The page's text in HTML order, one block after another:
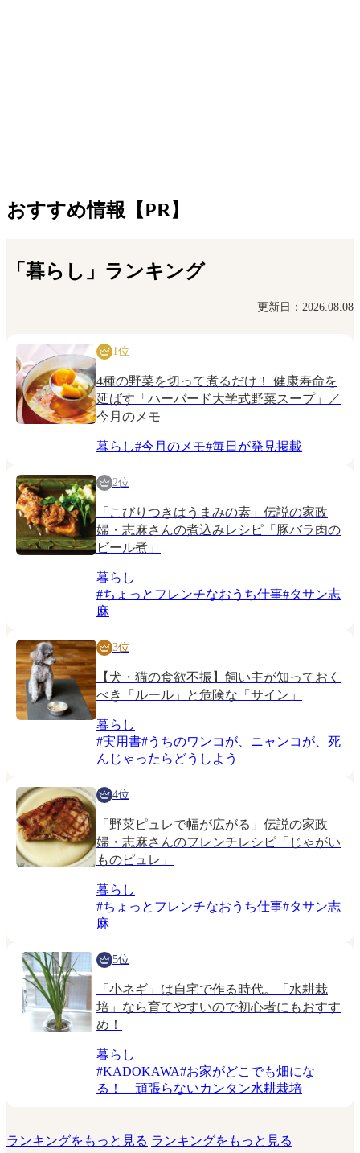
おすすめ情報【PR】
「暮らし」ランキング
更新日：2026.08.08
1位
4種の野菜を切って煮るだけ！ 健康寿命を
延ばす「ハーバード大学式野菜スープ」／
今月のメモ
暮らし#今月のメモ#毎日が発見掲載
2位
「こびりつきはうまみの素」伝説の家政
婦・志麻さんの煮込みレシピ「豚バラ肉の
ビール煮」
暮らし
#ちょっとフレンチなおうち仕事#タサン志
麻
3位
【犬・猫の食欲不振】飼い主が知っておく
べき「ルール」と危険な「サイン」
暮らし
#実用書#うちのワンコが、ニャンコが、死
んじゃったらどうしよう
4位
「野菜ピュレで幅が広がる」伝説の家政
婦・志麻さんのフレンチレシピ「じゃがい
ものピュレ」
暮らし
#ちょっとフレンチなおうち仕事#タサン志
麻
5位
「小ネギ」は自宅で作る時代。「水耕栽
培」なら育てやすいので初心者にもおすす
め！
暮らし
#KADOKAWA#お家がどこでも畑にな
る！ 頑張らないカンタン水耕栽培
ランキングをもっと見る ランキングをもっと見る